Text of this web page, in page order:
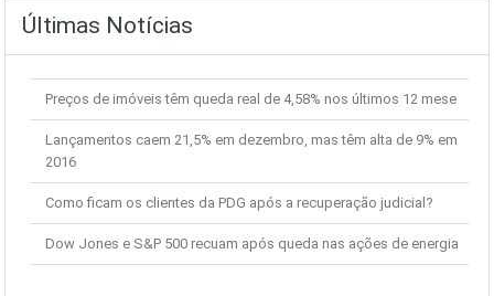
Últimas Notícias
Preços de imóveis têm queda real de 4,58% nos últimos 12 mese
Lançamentos caem 21,5% em dezembro, mas têm alta de 9% em
2016
Como ficam os clientes da PDG após a recuperação judicial?
Dow Jones e S&P 500 recuam após queda nas ações de energia